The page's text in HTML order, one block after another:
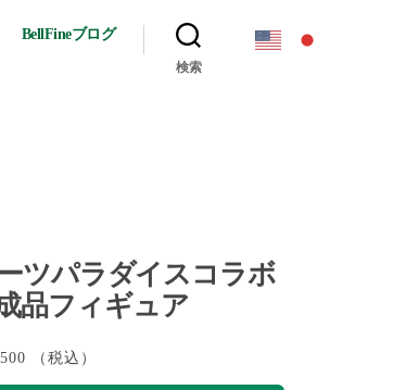
BellFineブログ
検索
ツパラダイスコラボ
品フィギュア
（税込）